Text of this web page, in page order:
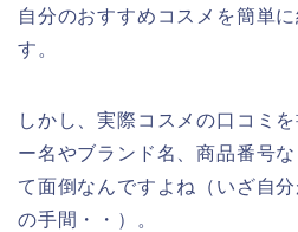
自分のおすすめコスメを簡単
す。
しかし、実際コスメの口コミ
ー名やブランド名、商品番号
て面倒なんですよね（いざ自
の手間・・）。